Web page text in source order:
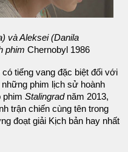
và Aleksei (Danila
phim Chernobyl 1986
tiếng vang đặc biệt đối với
phim lịch sử hoành
phim Stalingrad năm 2013,
trận chiến cùng tên trong
đoạt giải Kịch bản hay nhất